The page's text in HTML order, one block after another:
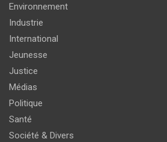
Environnement
Industrie
International
Jeunesse
Justice
Médias
Politique
Santé
Société & Divers